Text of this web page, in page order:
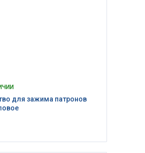
для зажима патронов